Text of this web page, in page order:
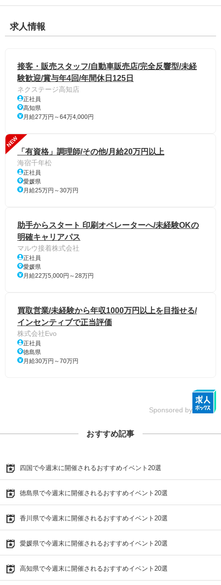
求人情報
接客・販売スタッフ/自動車販売店/完全反響型/未経
験歓迎/賞与年4回/年間休日125日
ネクステージ高知店
正社員
高知県
月給27万円～64万4,000円
NEW
「有資格」調理師/その他/月給20万円以上
海宿千年松
正社員
愛媛県
月給25万円～30万円
助手からスタート 印刷オペレーターへ/未経験OKの
明確キャリアパス
マルウ接着株式会社
正社員
愛媛県
月給22万5,000円～28万円
買取営業/未経験から年収1000万円以上を目指せる/
インセンティブで正当評価
株式会社Evo
正社員
徳島県
月給30万円～70万円
Sponsored by
おすすめ記事
四国で今週末に開催されるおすすめイベント20選
徳島県で今週末に開催されるおすすめイベント20選
香川県で今週末に開催されるおすすめイベント20選
愛媛県で今週末に開催されるおすすめイベント20選
高知県で今週末に開催されるおすすめイベント20選